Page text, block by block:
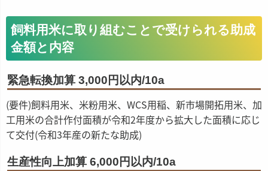
飼料用米に取り組むことで受けられる助成
金額と内容
緊急転換加算 3,000円以内/10a
(要件)飼料用米、米粉用米、WCS用稲、新市場開拓用米、加
工用米の合計作付面積が令和2年度から拡大した面積に応じ
て交付(令和3年産の新たな助成)
生産性向上加算 6,000円以内/10a